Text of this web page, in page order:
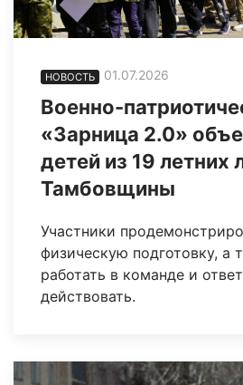
НОВОСТЬ 01.07.2026
Военно-
«Зарница 2.0»
детей из 19 летних
Тамбовщины
Участники
физическую подготовку, а
работать в команде и
действовать.